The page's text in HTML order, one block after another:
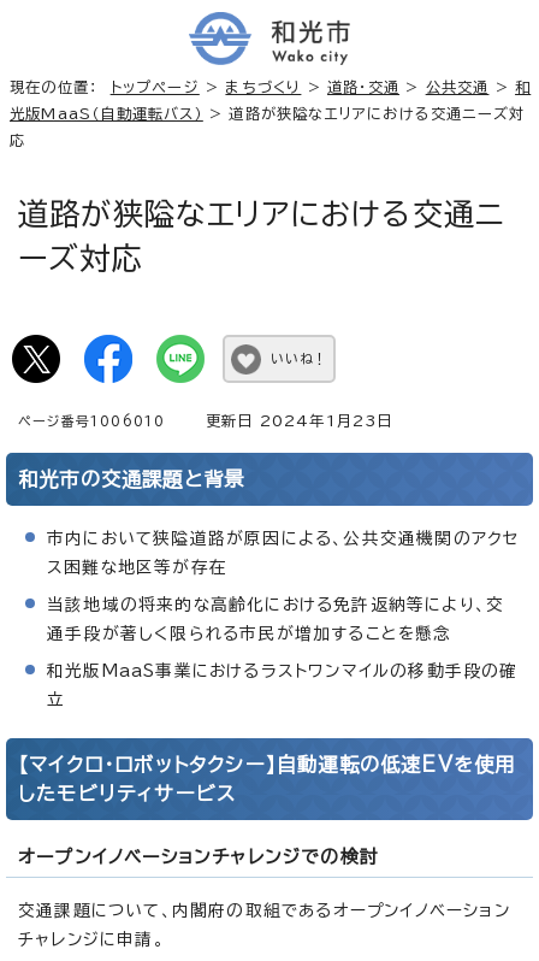
現在の位置： トップページ > まちづくり >道路・交通 > 公共交通 >和
光版MaaS（自動運転バス）
> 道路が狭隘なエリアにおける交通ニーズ対
応
道路が狭隘なエリアにおける交通ニ
ーズ対応
いいね！
ページ番号1006010 更新日 2024年1月23日
和光市の交通課題と背景
市内において狭隘道路が原因による、公共交通機関のアクセ
ス困難な地区等が存在
当該地域の将来的な高齢化における免許返納等により、交
通手段が著しく限られる市民が増加することを懸念
和光版MaaS事業におけるラストワンマイルの移動手段の確
立
【マイクロ・ロボットタクシー】自動運転の低速EVを使用
したモビリティサービス
オープンイノベーションチャレンジでの検討
交通課題について、内閣府の取組であるオープンイノベーション
チャレンジに申請。